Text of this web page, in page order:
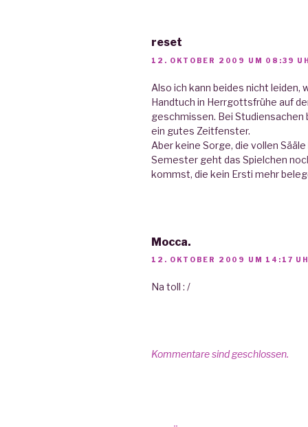
reset
12. OKTOBER 2009 UM 08:39
Also ich kann beides nicht
Handtuch in Herrgottsfrühe auf
geschmissen. Bei Studiensachen
ein gutes Zeitfenster.
Aber keine Sorge, die vollen
Semester geht das Spielchen
kommst, die kein Ersti mehr
Mocca.
12. OKTOBER 2009 UM 14:17
Na toll : /
Kommentare sind geschlossen.